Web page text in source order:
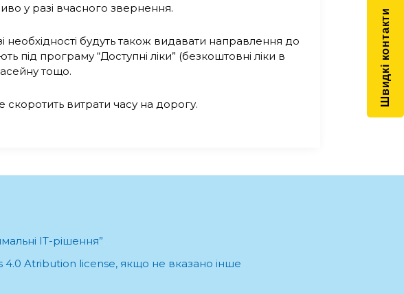
у разі вчасного звернення.
необхідності будуть також видавати направлення до
під програму “Доступні ліки” (безкоштовні ліки в
тощо.
витрати часу на дорогу.
ІТ-рішення”.
4.0 Atribution license, якщо не вказано інше
Швидкі контакти